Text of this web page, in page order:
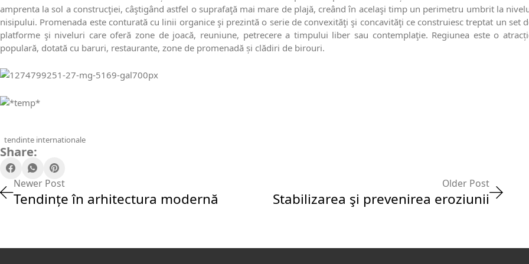
amprenta la sol a construcţiei, câştigând astfel o suprafaţă mai mare de plajă, creând în acelaşi timp un perimetru umbrit la
nisipului. Promenada este conturată cu linii organice şi prezintă o serie de convexităţi şi concavităţi ce construiesc treptat un set
platforme şi niveluri care oferă zone de joacă, reuniune, petrecere a timpului liber sau contemplaţie. Regiunea este o
populară, dotată cu baruri, restaurante, zone de promenadă și clădiri de birouri.
tendinte internationale
Share:
Stabilizarea şi prevenirea eroziunii
Older Post
Tendințe în arhitectura modernă
Newer Post